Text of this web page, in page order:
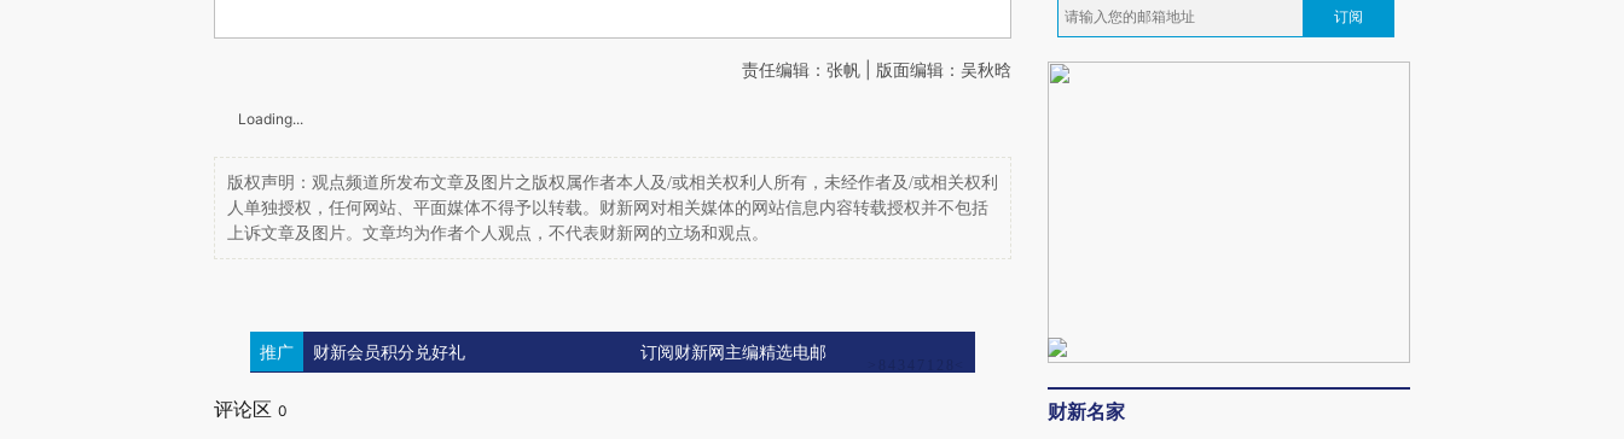
责任编辑：张帆 | 版面编辑：吴秋晗
Loading...
版权声明：观点频道所发布文章及图片之版权属作者本人及/或相关权利人所有，未经作者及/或相关权利
人单独授权，任何网站、平面媒体不得予以转载。财新网对相关媒体的网站信息内容转载授权并不包括
上诉文章及图片。文章均为作者个人观点，不代表财新网的立场和观点。
推广 财新会员积分兑好礼 订阅财新网主编精选电邮
评论区 0
订阅
财新名家